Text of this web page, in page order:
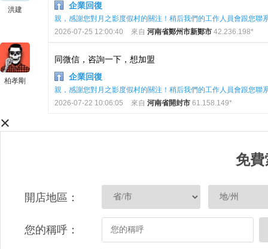
洪建
企業回復
親，感謝您對月之影度假村的關注！稍后我們的工作人員會跟您聯
2026-07-25 12:00:40
來自 河南省鄭州市新鄭市 42.236.198*
柏孝剛
同微信，咨詢一下，想加盟
企業回復
親，感謝您對月之影度假村的關注！稍后我們的工作人員會跟您聯
2026-07-22 10:06:05
來自 河南省開封市 61.158.149*
×
免費
開店地區：
您的稱呼：